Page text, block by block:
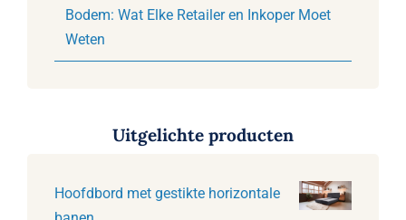
Bodem: Wat Elke Retailer en Inkoper Moet
Weten
Uitgelichte producten
Hoofdbord met gestikte horizontale